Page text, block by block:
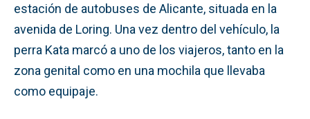
estación de autobuses de Alicante, situada en la
avenida de Loring. Una vez dentro del vehículo, la
perra Kata marcó a uno de los viajeros, tanto en la
zona genital como en una mochila que llevaba
como equipaje.